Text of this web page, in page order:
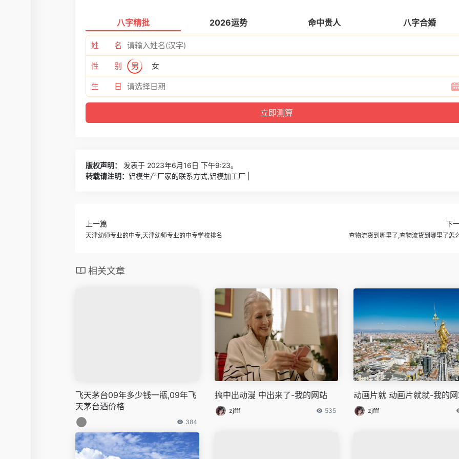
八字精批 2026运势 命中贵人 八字合婚
姓 名
性 别 男 女
生 日
版权声明：
发表于 2023年6月16日 下午9:23。
转载请注明： 铝模生产厂家的联系方式,铝模加工厂 |
上一篇
天津幼师专业的中专,天津幼师专业的中专学校排名
下
查物流货到哪里了,查物流货到哪里了怎
相关文章
飞天茅台09年多少钱一瓶,09年飞
天茅台酒价格
384
搞中出动漫 中出来了-我的网站
zjfff 535
动画片就 动画片就就-我的
zjfff